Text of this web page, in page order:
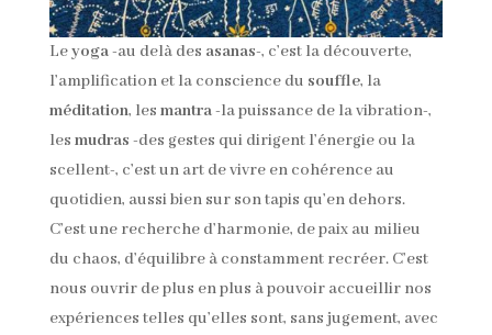
Leyoga-au delà des asanas-, c’est la découverte,
l’amplification et la conscience du souffle, la
méditation, les mantra-la puissance de la vibration-,
les mudras -des gestes qui dirigent l’énergie ou la
scellent-, c’est un art de vivre en cohérence au
quotidien, aussi bien sur son tapis qu’en dehors.
C’est une recherche d’harmonie, de paix au milieu
du chaos, d’équilibre à constamment recréer. C’est
nous ouvrir de plus en plus à pouvoir accueillir nos
expériences telles qu’elles sont, sans jugement, avec